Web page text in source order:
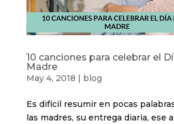
10 canciones para celebrar el
Madre
May 4, 2018 | blog
Es difícil resumir en pocas
las madres, su entrega diaria, ese